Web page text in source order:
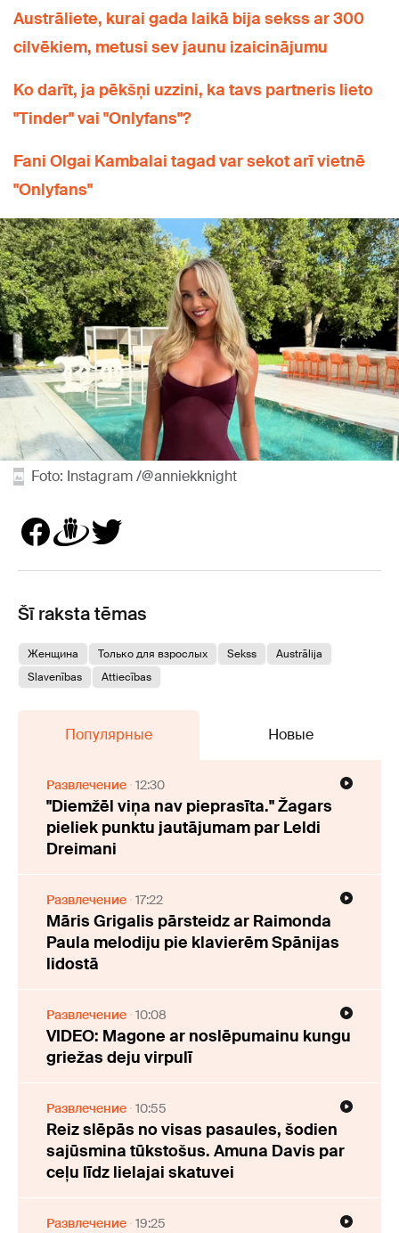
Austrāliete, kurai gada laikā bija sekss ar 300
cilvēkiem, metusi sev jaunu izaicinājumu
Ko darīt, ja pēkšņi uzzini, ka tavs partneris lieto
"Tinder" vai "Onlyfans"?
Fani Olgai Kambalai tagad var sekot arī vietnē
"Onlyfans"
Foto: Instagram /@anniekknight
Šī raksta tēmas
Женщина Только для взрослых Sekss
Austrālija
Slavenības
Attiecības
Популярные Новые
Развлечение 12:30
"Diemžēl viņa nav pieprasīta." Žagars
pieliek punktu jautājumam par Leldi
Dreimani
Развлечение 17:22
Māris Grigalis pārsteidz ar Raimonda
Paula melodiju pie klavierēm Spānijas
lidostā
Развлечение 10:08
VIDEO: Magone ar noslēpumainu kungu
griežas deju virpulī
Развлечение 10:55
Reiz slēpās no visas pasaules, šodien
sajūsmina tūkstošus. Amuna Davis par
ceļu līdz lielajai skatuvei
Развлечение 19:25